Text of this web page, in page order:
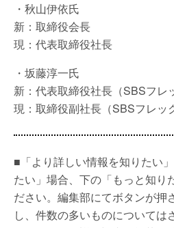
・秋山伊依氏
新：取締役会長
現：代表取締役社長
・坂藤淳一氏
新：代表取締役社長（SBSフレ
現：取締役副社長（SBSフレッ
■「より詳しい情報を知りたい
たい」場合、下の「もっと知り
ださい。編集部にてボタンが押
し、件数の多いものについては